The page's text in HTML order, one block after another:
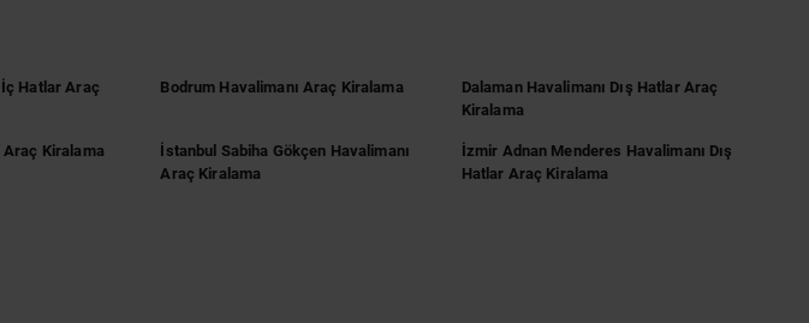
Hatlar Araç
Bodrum Havalimanı Araç Kiralama
Dalaman Havalimanı Dış Hatlar Araç
Kiralama
Araç Kiralama
İstanbul Sabiha Gökçen Havalimanı
Araç Kiralama
İzmir Adnan Menderes Havalimanı Dış
Hatlar Araç Kiralama